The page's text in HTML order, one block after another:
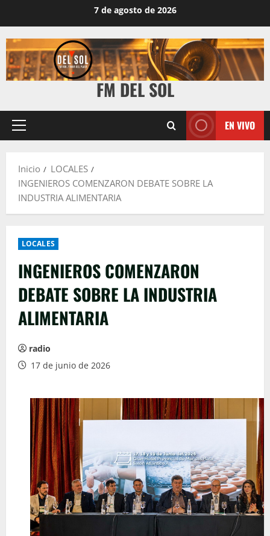
7 de agosto de 2026
FM DEL SOL
EN VIVO
Inicio
LOCALES
INGENIEROS COMENZARON DEBATE SOBRE LA
INDUSTRIA ALIMENTARIA
LOCALES
INGENIEROS COMENZARON
DEBATE SOBRE LA INDUSTRIA
ALIMENTARIA
radio
17 de junio de 2026